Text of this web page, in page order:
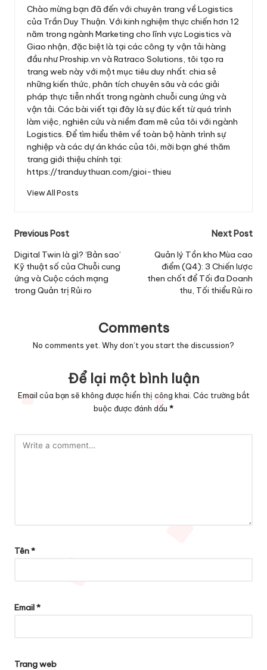
Chào mừng bạn đã đến với chuyên trang về Logistics
của Trần Duy Thuận. Với kinh nghiệm thực chiến hơn 12
năm trong ngành Marketing cho lĩnh vực Logistics và
Giao nhận, đặc biệt là tại các công ty vận tải hàng
đầu như Proship.vn và Ratraco Solutions, tôi tạo ra
trang web này với một mục tiêu duy nhất: chia sẻ
những kiến thức, phân tích chuyên sâu và các giải
pháp thực tiễn nhất trong ngành chuỗi cung ứng và
vận tải. Các bài viết tại đây là sự đúc kết từ quá trình
làm việc, nghiên cứu và niềm đam mê của tôi với ngành
Logistics. Để tìm hiểu thêm về toàn bộ hành trình sự
nghiệp và các dự án khác của tôi, mời bạn ghé thăm
trang giới thiệu chính tại:
https://tranduythuan.com/gioi-thieu
View All Posts
Post
navigation
Previous Post
Digital Twin là gì? ‘Bản sao’
Kỹ thuật số của Chuỗi cung
ứng và Cuộc cách mạng
trong Quản trị Rủi ro
Next Post
Quản lý Tồn kho Mùa cao
điểm (Q4): 3 Chiến lược
then chốt để Tối đa Doanh
thu, Tối thiểu Rủi ro
Comments
No comments yet. Why don’t you start the discussion?
Để lại một bình luận
Email của bạn sẽ không được hiển thị công khai. Các trường bắt
buộc được đánh dấu *
Tên*
Email*
Trang web